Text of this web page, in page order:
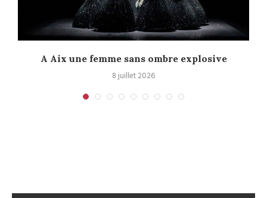
A Aix une femme sans ombre explosive
8 juillet 2026